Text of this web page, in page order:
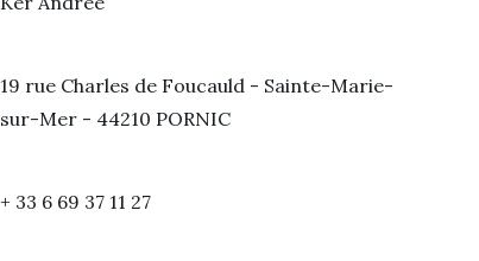
19 rue Charles de Foucauld - Sainte-Marie-
sur-Mer - 44210 PORNIC
+ 33 6 69 37 11 27